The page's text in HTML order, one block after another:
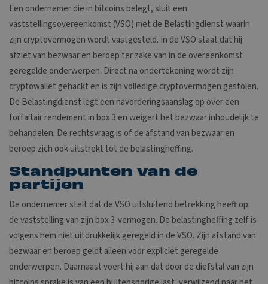
Een ondernemer die in bitcoins belegt, sluit een
vaststellingsovereenkomst (VSO) met de Belastingdienst waarin
zijn cryptovermogen wordt vastgesteld. In de VSO staat dat hij
afziet van bezwaar en beroep ter zake van in de overeenkomst
geregelde onderwerpen. Direct na ondertekening wordt zijn
cryptowallet gehackt en is zijn volledige cryptovermogen gestolen.
De Belastingdienst legt een navorderingsaanslag op over een
forfaitair rendement in box 3 en weigert het bezwaar inhoudelijk te
behandelen. De rechtsvraag is of de afstand van bezwaar en
beroep zich ook uitstrekt tot de belastingheffing.
Standpunten van de
partijen
De ondernemer stelt dat de VSO uitsluitend betrekking heeft op
de vaststelling van zijn box 3-vermogen. De belastingheffing zelf is
volgens hem niet uitdrukkelijk geregeld in de VSO. Zijn afstand van
bezwaar en beroep geldt alleen voor expliciet geregelde
onderwerpen. Daarnaast voert hij aan dat door de diefstal van zijn